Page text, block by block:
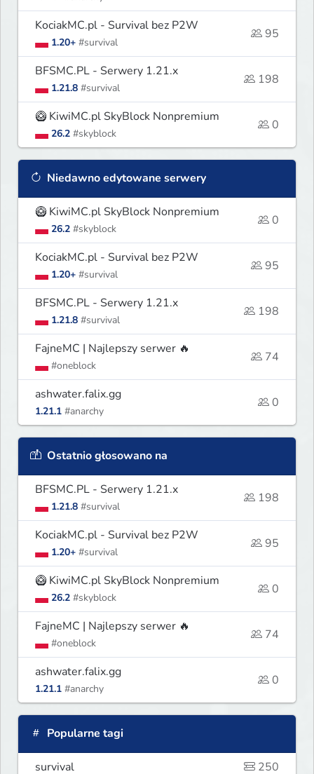
KociakMC.pl - Survival bez P2W
1.20+ #survival
95
BFSMC.PL - Serwery 1.21.x
1.21.8 #survival
198
🥝 KiwiMC.pl SkyBlock Nonpremium
26.2 #skyblock
0
Niedawno edytowane serwery
🥝 KiwiMC.pl SkyBlock Nonpremium
26.2 #skyblock
0
KociakMC.pl - Survival bez P2W
1.20+ #survival
95
BFSMC.PL - Serwery 1.21.x
1.21.8 #survival
198
FajneMC | Najlepszy serwer 🔥
#oneblock
74
ashwater.falix.gg
1.21.1 #anarchy
0
Ostatnio głosowano na
BFSMC.PL - Serwery 1.21.x
1.21.8 #survival
198
KociakMC.pl - Survival bez P2W
1.20+ #survival
95
🥝 KiwiMC.pl SkyBlock Nonpremium
26.2 #skyblock
0
FajneMC | Najlepszy serwer 🔥
#oneblock
74
ashwater.falix.gg
1.21.1 #anarchy
0
Popularne tagi
survival
250